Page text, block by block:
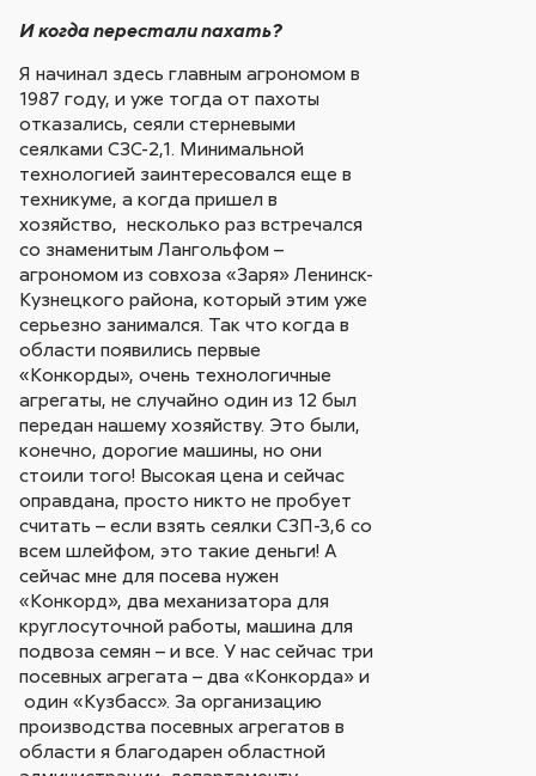
И когда перестали пахать?
Я начинал здесь главным агрономом в
1987 году, и уже тогда от пахоты
отказались, сеяли стерневыми
сеялками СЗС-2,1. Минимальной
технологией заинтересовался еще в
техникуме, а когда пришел в
хозяйство, несколько раз встречался
со знаменитым Лангольфом –
агрономом из совхоза «Заря» Ленинск-
Кузнецкого района, который этим уже
серьезно занимался. Так что когда в
области появились первые
«Конкорды», очень технологичные
агрегаты, не случайно один из 12 был
передан нашему хозяйству. Это были,
конечно, дорогие машины, но они
стоили того! Высокая цена и сейчас
оправдана, просто никто не пробует
считать – если взять сеялки СЗП-3,6 со
всем шлейфом, это такие деньги! А
сейчас мне для посева нужен
«Конкорд», два механизатора для
круглосуточной работы, машина для
подвоза семян – и все. У нас сейчас три
посевных агрегата – два «Конкорда» и
один «Кузбасс». За организацию
производства посевных агрегатов в
области я благодарен областной